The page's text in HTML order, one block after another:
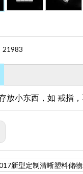
21983
放小东西，如 戒指
新型定制清晰塑料储